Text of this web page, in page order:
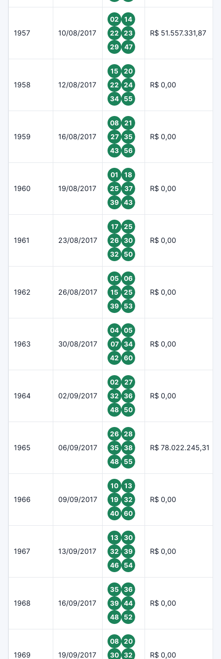
1957 10/08/2017
02
14
22
23
29
47
R$ 51.557.331,87
1958 12/08/2017
15
20
22
24
34
55
R$ 0,00
1959 16/08/2017
08
21
27
35
43
56
R$ 0,00
1960 19/08/2017
01
18
25
37
39
43
R$ 0,00
1961 23/08/2017
17
25
26
30
32
50
R$ 0,00
1962 26/08/2017
05
06
15
25
39
53
R$ 0,00
1963 30/08/2017
04
05
07
34
42
60
R$ 0,00
1964 02/09/2017
02
27
32
36
48
50
R$ 0,00
1965 06/09/2017
26
28
35
38
48
55
R$ 78.022.245,31
1966 09/09/2017
10
13
19
32
40
60
R$ 0,00
1967 13/09/2017
13
30
32
39
46
54
R$ 0,00
1968 16/09/2017
35
36
39
44
48
52
R$ 0,00
1969 19/09/2017
08
20
30
32 R$ 0,00